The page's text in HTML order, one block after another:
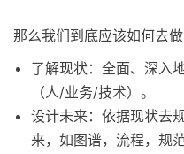
那么我们到底应该如何去
了解现状：全面、深入
（人/业务/技术）。
设计未来：依据现状去
来，如图谱，流程，规